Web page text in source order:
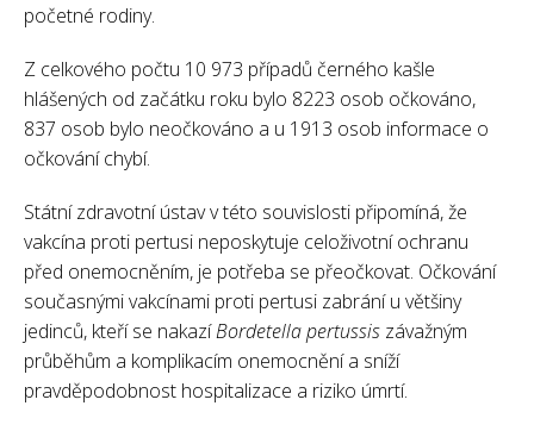
početné rodiny.
Z celkového počtu 10 973 případů černého kašle
hlášených od začátku roku bylo 8223 osob očkováno,
837 osob bylo neočkováno a u 1913 osob informace o
očkování chybí.
Státní zdravotní ústav v této souvislosti připomíná, že
vakcína proti pertusi neposkytuje celoživotní ochranu
před onemocněním, je potřeba se přeočkovat. Očkování
současnými vakcínami proti pertusi zabrání u většiny
jedinců, kteří se nakazíBordetella pertussis závažným
průběhům a komplikacím onemocnění a sníží
pravděpodobnost hospitalizace a riziko úmrtí.